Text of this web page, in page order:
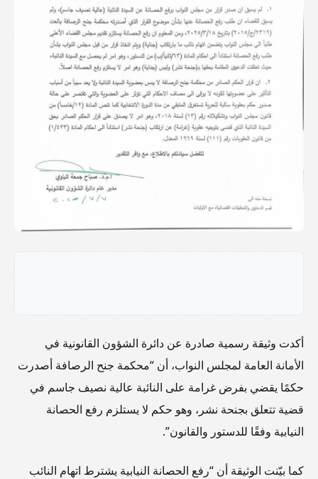
أكدت وثيقة رسمية صادرة عن دائرة الشؤون القانونية في
الأمانة العامة لمجلس النواب، أن “محكمة جنح الرصافة أصدرت
حكمًا يقضي بفرض غرامة على النائبة عالية نصيف جاسم في
قضية تتعلق بجنحة نشر، وهو حكم لا يستلزم رفع الحصانة
النيابية وفقًا للدستور والقانون”.
كما بيّنت الوثيقة أن “رفع الحصانة النيابية يشترط اتهام النائب